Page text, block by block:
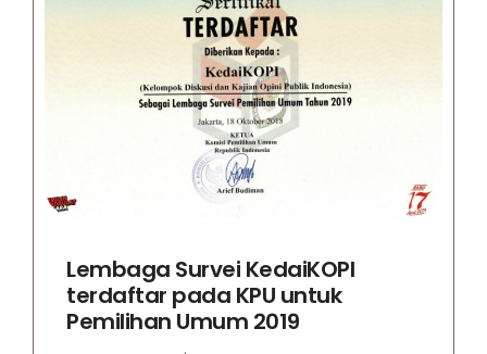
Lembaga Survei KedaiKOPI
terdaftar pada KPU untuk
Pemilihan Umum 2019